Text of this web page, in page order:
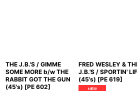
THE J.B.'S / GIMME
SOME MORE b/w THE
RABBIT GOT THE GUN
(45's) [PE 602]
FRED WESLEY &
J.B.'S / SPORTIN'
(45's) [PE 619]